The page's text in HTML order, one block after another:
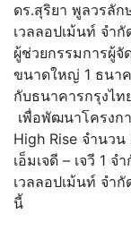
ดร.สุริยา พูลวรลั
เวลลอปเม้นท์ จำ
ผู้ช่วยกรรมการผู้จั
ขนาดใหญ่ 1 ธนา
กับธนาคารกรุงไ
เพื่อพัฒนาโครงก
High Rise จำนว
เอ็มเจดี – เจวี 1
เวลลอปเม้นท์ จำ
นี้